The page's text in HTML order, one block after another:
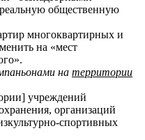
общественную
многоквартирных и
на «мест
на территории
учреждений
организаций
спортивных